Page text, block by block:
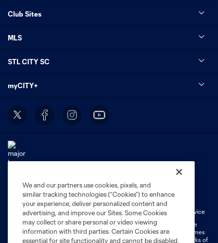
Club Sites
MLS
STL CITY SC
myCITY+
Terms of Service
Privacy Policy
Do Not Sell or Share My Personal Information
Cookies Settings
Fan Code of Conduct
Liability Waiver
CITY Moments Terms of Service
©2026 MLS. The Major League Soccer and MLS name and shield are
registered trademarks of Major League Soccer, L.L.C. (“MLS”). The names
and logos of MLS teams are registered and/or common law trademarks of
We and our partners use cookies, pixels, and
similar tracking technologies (“Cookies”) to enhance
your experience, deliver personalized content and
advertising, and improve our Sites. Some Cookies
may collect or share personal or video viewing
information with third parties. Certain Cookies are
essential for site functionality and cannot be disabled,